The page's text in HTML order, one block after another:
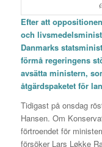
Efter att
och
Danmarks
förmå regeringens
avsätta ministern,
åtgärdspaketet för
Tidigast på onsdag
Hansen. Om
förtroendet för
försöker Lars Løkke